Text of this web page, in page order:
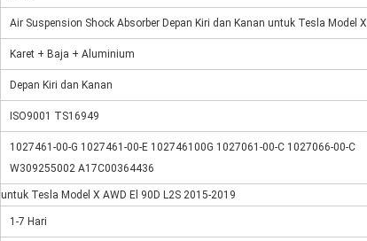
Air Suspension Shock Absorber Depan Kiri dan Kanan untuk Tesla Model X
Karet + Baja + Aluminium
Depan Kiri dan Kanan
ISO9001 TS16949
1027461-00-G 1027461-00-E 102746100G 1027061-00-C 1027066-00-C
W309255002 A17C00364436
untuk Tesla Model X AWD El 90D L2S 2015-2019
1-7 Hari